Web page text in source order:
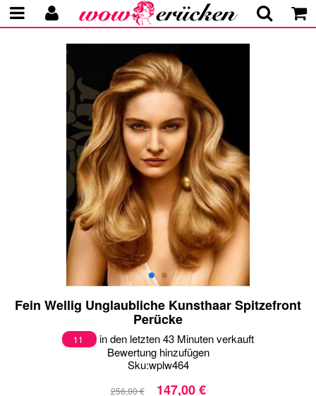
Fein Wellig Unglaubliche Kunsthaar Spitzefront
Perücke
11
in den letzten 43 Minuten verkauft
Bewertung hinzufügen
Sku:wplw464
256,00 € 147,00 €